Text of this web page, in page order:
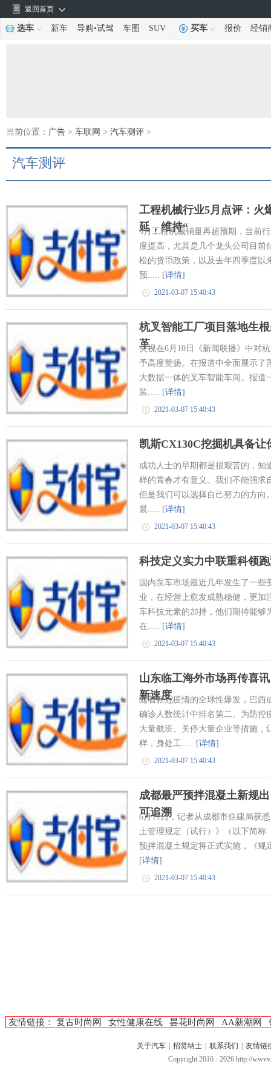
返回首页
选车 新车 导购•试驾 车图 SUV 买车 报价 经销
当前位置： 广告 > 车联网 > 汽车测评 >
汽车测评
工程机械行业5月点评：火
延，维持“
5月工程机械销量再超预期，当前
度提高，尤其是几个龙头公司目前
松的货币政策，以及去年四季度以
预..... [详情]
2021-03-07 15:40:43
杭叉智能工厂项目落地生
革
央视在6月10日《新闻联播》中对
予高度赞扬。在报道中全面展示了
大数据一体的叉车智能车间。报道
装..... [详情]
2021-03-07 15:40:43
凯斯CX130C挖掘机具备
成功人士的早期都是很艰苦的，知
样的青春才有意义。我们不能强求
但是我们可以选择自己努力的方向
晨..... [详情]
2021-03-07 15:40:43
科技定义实力中联重科领
国内泵车市场最近几年发生了一
业，在经营上愈发成熟稳健，更加
车科技元素的加持，他们期待能够
在..... [详情]
2021-03-07 15:40:43
山东临工海外市场再传喜
新速度
随着新冠疫情的全球性爆发，巴西
确诊人数统计中排名第二。为防控
大量航班、关停大量企业等措施，
样，身处工..... [详情]
2021-03-07 15:40:43
成都最严预拌混凝土新规
可追溯
6月11日，记者从成都市住建局获
土管理规定（试行）》（以下简称
预拌混凝土规定将正式实施，《规
[详情]
2021-03-07 15:40:43
友情链接： 复古时尚网 女性健康在线 昙花时尚网 AA新潮网
关于汽车 招贤纳士 联系我们
友情链
Copyright 2016 -2026 http://